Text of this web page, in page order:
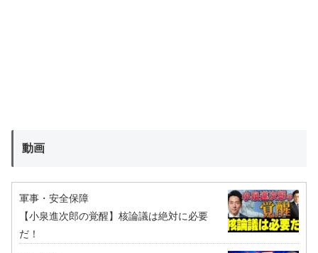
動画
軍事・安全保障
【小泉進次郎の覚醒】核論議は絶対に必要
だ！